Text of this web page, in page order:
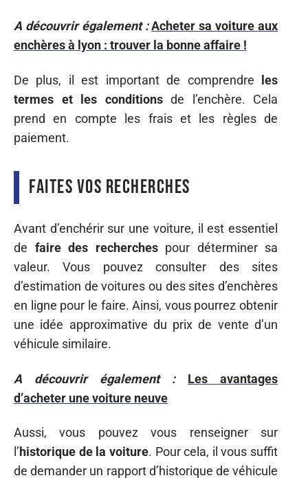
A découvrir également : Acheter sa voiture aux
enchères à lyon : trouver la bonne affaire !
De plus, il est important de comprendre les
termes et les conditionsde l’enchère. Cela
prend en compte les frais et les règles de
paiement.
Faites vos recherches
Avant d’enchérir sur une voiture, il est essentiel
de faire des recherchespour déterminer sa
valeur. Vous pouvez consulter des sites
d’estimation de voitures ou des sites d’enchères
en ligne pour le faire. Ainsi, vous pourrez obtenir
une idée approximative du prix de vente d’un
véhicule similaire.
A découvrir également :
Les avantages
d’acheter une voiture neuve
Aussi, vous pouvez vous renseigner sur
l’historique de la voiture. Pour cela, il vous suffit
de demander un rapport d’historique de véhicule